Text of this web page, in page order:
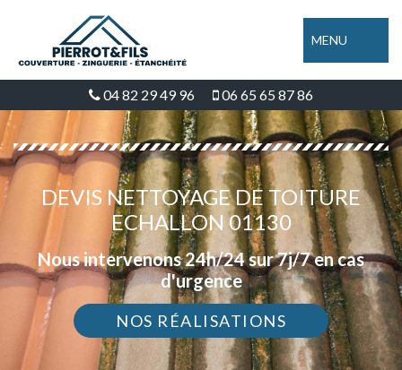
MENU
04 82 29 49 96 06 65 65 87 86
DEVIS NETTOYAGE DE TOITURE
ECHALLON 01130
Nous intervenons 24h/24 sur 7j/7 en cas
d'urgence
NOS RÉALISATIONS